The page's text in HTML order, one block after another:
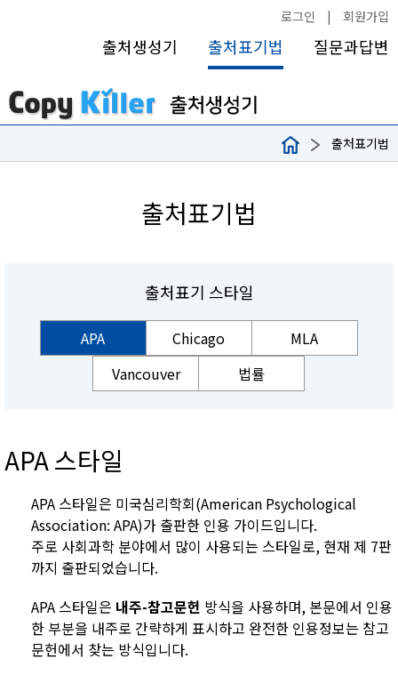
로그인 | 회원가입
출처생성기 출처표기법 질문과답변
출처표기법
출처표기법
출처표기 스타일
APA Chicago
MLA
Vancouver
법률
APA 스타일
APA 스타일은 미국심리학회(American Psychological
Association: APA)가 출판한 인용 가이드입니다.
주로 사회과학 분야에서 많이 사용되는 스타일로, 현재 제 7판
까지 출판되었습니다.
APA 스타일은 내주-참고문헌 방식을 사용하며, 본문에서 인용
한 부분을 내주로 간략하게 표시하고 완전한 인용정보는 참고
문헌에서 찾는 방식입니다.